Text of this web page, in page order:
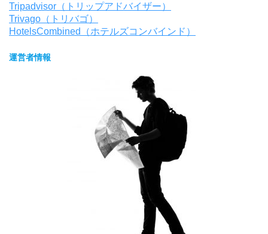
Tripadvisor（トリップアドバイザー）
Trivago（トリバゴ）
HotelsCombined（ホテルズコンバインド）
運営者情報